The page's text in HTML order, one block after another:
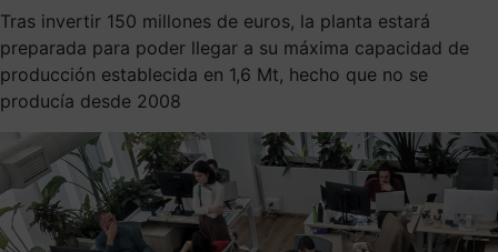
Tras invertir 150 millones de euros, la planta estará
preparada para poder llegar a su máxima capacidad de
producción establecida en 1,6 Mt, hecho que no se
producía desde 2008